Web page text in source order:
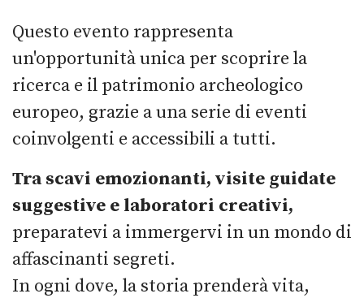
Questo evento rappresenta
un'opportunità unica per scoprire la
ricerca e il patrimonio archeologico
europeo, grazie a una serie di eventi
coinvolgenti e accessibili a tutti.
Tra scavi emozionanti, visite guidate
suggestive e laboratori creativi,
preparatevi a immergervi in un mondo di
affascinanti segreti.
In ogni dove, la storia prenderà vita,